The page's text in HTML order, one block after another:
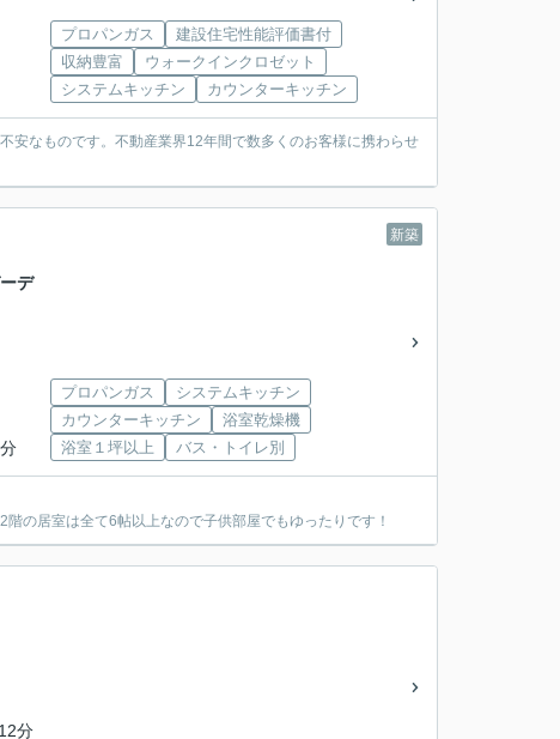
プロパンガス
建設住宅性能評価書付
収納豊富
ウォークインクロゼット
システムキッチン
カウンターキッチン
安なものです。不動産業界12年間で数多くのお客様に携わらせ
新築
デ
プロパンガス
システムキッチン
カウンターキッチン
浴室乾燥機
浴室１坪以上
バス・トイレ別
の居室は全て6帖以上なので子供部屋でもゆったりです！
分